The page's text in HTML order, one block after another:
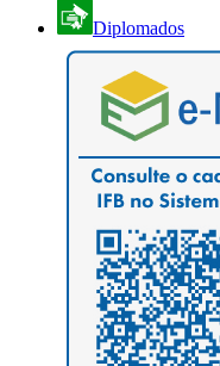
Diplomados